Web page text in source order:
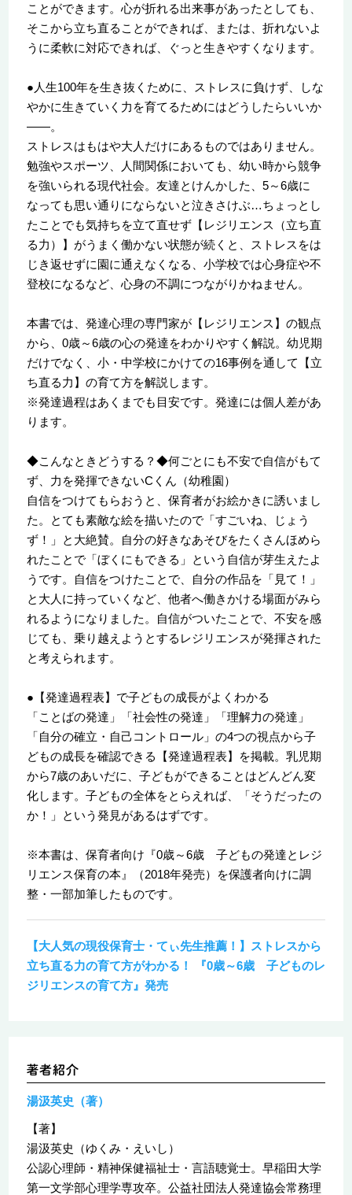
ことができます。心が折れる出来事があったとしても、
そこから立ち直ることができれば、または、折れないよ
うに柔軟に対応できれば、ぐっと生きやすくなります。
●人生100年を生き抜くために、ストレスに負けず、しな
やかに生きていく力を育てるためにはどうしたらいいか
――。
ストレスはもはや大人だけにあるものではありません。
勉強やスポーツ、人間関係においても、幼い時から競争
を強いられる現代社会。友達とけんかした、5～6歳に
なっても思い通りにならないと泣きさけぶ…ちょっとし
たことでも気持ちを立て直せず【レジリエンス（立ち直
る力）】がうまく働かない状態が続くと、ストレスをは
じき返せずに園に通えなくなる、小学校では心身症や不
登校になるなど、心身の不調につながりかねません。
本書では、発達心理の専門家が【レジリエンス】の観点
から、0歳～6歳の心の発達をわかりやすく解説。幼児期
だけでなく、小・中学校にかけての16事例を通して【立
ち直る力】の育て方を解説します。
※発達過程はあくまでも目安です。発達には個人差があ
ります。
◆こんなときどうする？◆何ごとにも不安で自信がもて
ず、力を発揮できないCくん（幼稚園）
自信をつけてもらおうと、保育者がお絵かきに誘いまし
た。とても素敵な絵を描いたので「すごいね、じょう
ず！」と大絶賛。自分の好きなあそびをたくさんほめら
れたことで「ぼくにもできる」という自信が芽生えたよ
うです。自信をつけたことで、自分の作品を「見て！」
と大人に持っていくなど、他者へ働きかける場面がみら
れるようになりました。自信がついたことで、不安を感
じても、乗り越えようとするレジリエンスが発揮された
と考えられます。
●【発達過程表】で子どもの成長がよくわかる
「ことばの発達」「社会性の発達」「理解力の発達」
「自分の確立・自己コントロール」の4つの視点から子
どもの成長を確認できる【発達過程表】を掲載。乳児期
から7歳のあいだに、子どもができることはどんどん変
化します。子どもの全体をとらえれば、「そうだったの
か！」という発見があるはずです。
※本書は、保育者向け『0歳～6歳 子どもの発達とレジ
リエンス保育の本』（2018年発売）を保護者向けに調
整・一部加筆したものです。
【大人気の現役保育士・てぃ先生推薦！】ストレスから
立ち直る力の育て方がわかる！ 『0歳～6歳 子どものレ
ジリエンスの育て方』発売
湯汲英史（著）
【著】
湯汲英史（ゆくみ・えいし）
公認心理師・精神保健福祉士・言語聴覚士。早稲田大学
第一文学部心理学専攻卒。公益社団法人発達協会常務理